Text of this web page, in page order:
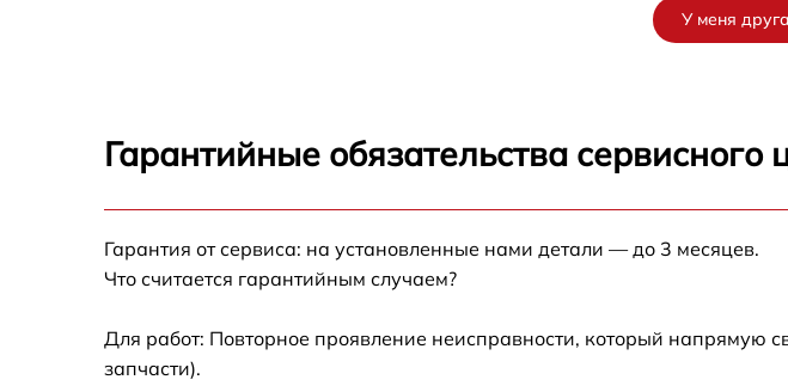
Замена термодатчика Electrolux EOB7S31V
EOB7S31V
У меня
Гарантийные обязательства сервисного
Гарантия от сервиса: на установленные нами детали — до 3 месяцев.
Что считается гарантийным случаем?
Для работ: Повторное проявление неисправности, который напрямую
запчасти).